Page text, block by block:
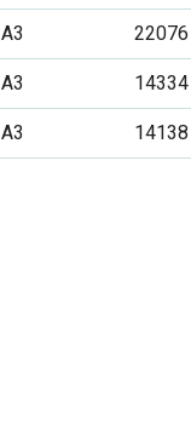
A3
22076
A3
14334
A3 14138